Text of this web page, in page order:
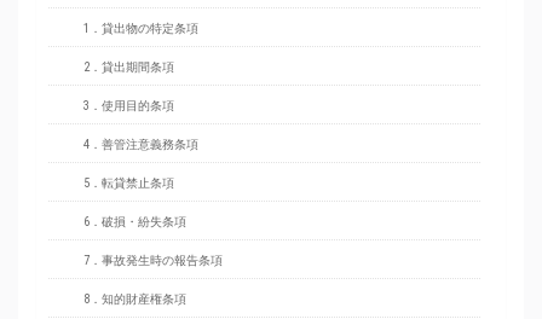
1．貸出物の特定条項
2．貸出期間条項
3．使用目的条項
4．善管注意義務条項
5．転貸禁止条項
6．破損・紛失条項
7．事故発生時の報告条項
8．知的財産権条項